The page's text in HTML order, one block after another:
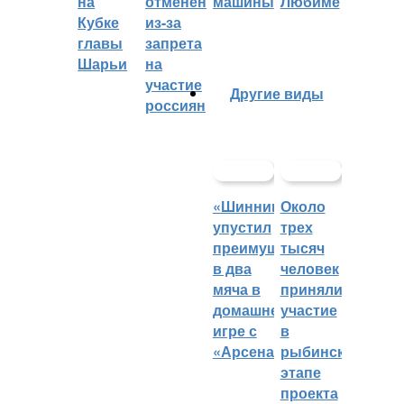
Кубке
главы
Шарьи
из-за
запрета
на
участие
россиян
Другие виды
«Шинник»
упустил
преимущество
в два
мяча в
домашней
игре с
«Арсеналом»
Около
трех
тысяч
человек
приняли
участие
в
рыбинском
этапе
проекта